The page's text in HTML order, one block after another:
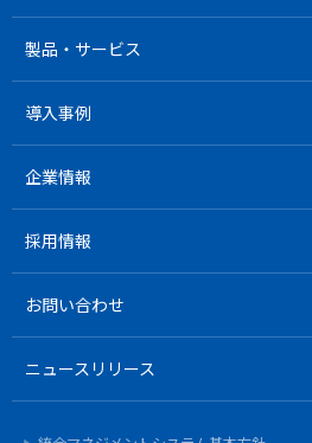
製品・サービス
導入事例
企業情報
採用情報
お問い合わせ
ニュースリリース